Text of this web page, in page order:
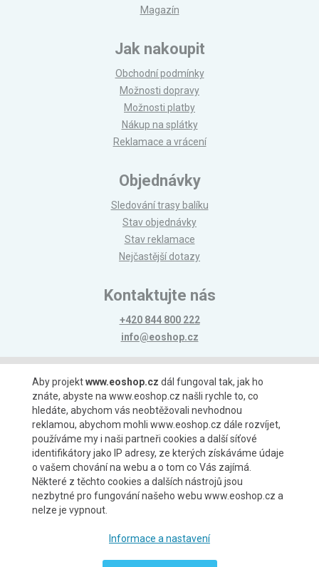
Magazín
Jak nakoupit
Obchodní podmínky
Možnosti dopravy
Možnosti platby
Nákup na splátky
Reklamace a vrácení
Objednávky
Sledování trasy balíku
Stav objednávky
Stav reklamace
Nejčastější dotazy
Kontaktujte nás
+420 844 800 222
info@eoshop.cz
Možnosti platby
Možnosti dopravy
Aby projektwww.eoshop.cz dál fungoval tak, jak ho
znáte, abyste na www.eoshop.cz našli rychle to, co
hledáte, abychom vás neobtěžovali nevhodnou
reklamou, abychom mohli www.eoshop.cz dále rozvíjet,
používáme my i naši partneři cookies a další síťové
identifikátory jako IP adresy, ze kterých získáváme údaje
o vašem chování na webu a o tom co Vás zajímá.
Některé z těchto cookies a dalších nástrojů jsou
nezbytné pro fungování našeho webu www.eoshop.cz a
nelze je vypnout.
Informace a nastavení